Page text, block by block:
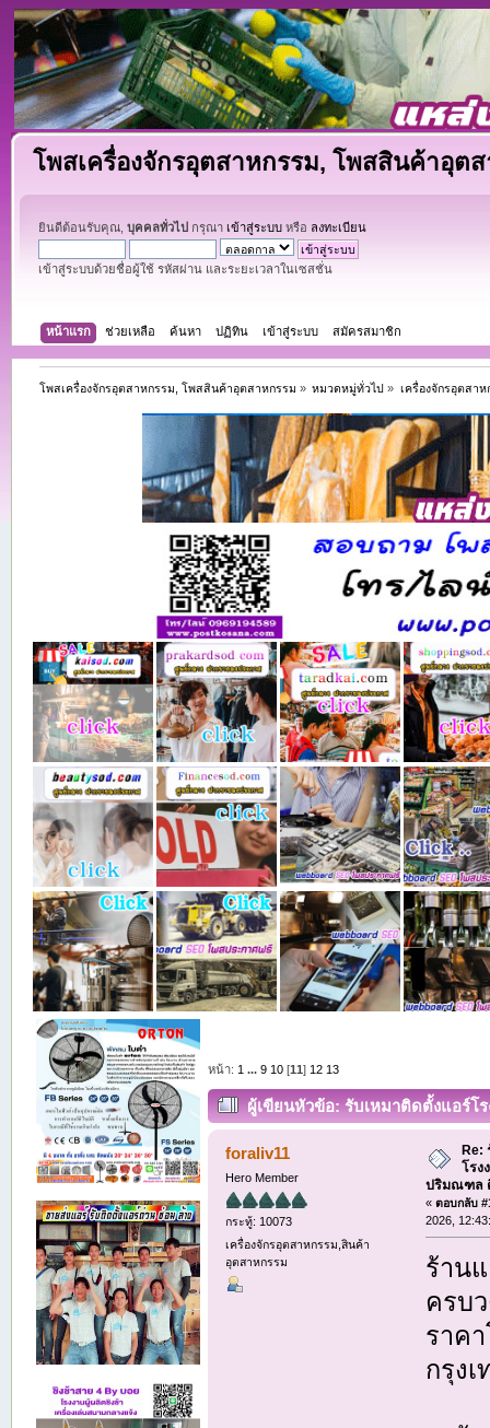
โพสเครื่องจักรอุตสาหกรรม, โพสสินค้าอุต
ยินดีต้อนรับคุณ, บุคคลทั่วไป กรุณา เข้าสู่ระบบหรือ ลงทะเบียน
เข้าสู่ระบบด้วยชื่อผู้ใช้ รหัสผ่าน และระยะเวลาในเซสชั่น
หน้าแรก ช่วยเหลือ ค้นหา ปฏิทิน เข้าสู่ระบบ สมัครสมาชิก
โพสเครื่องจักรอุตสาหกรรม, โพสสินค้าอุตสาหกรรม » หมวดหมู่ทั่วไป » เครื่องจักรอุตสา
หน้า: 1 ... 9 10[11 ] 12 13
ผู้เขียนหัวข้อ: รับเหมาติดตั้งแอร์โ
foraliv11
Hero Member
กระทู้: 10073
เครื่องจักรอุตสาหกรรม,สินค้า
อุตสาหกรรม
Re:
โรง
ปริมณฑล
«ตอบกลับ
2026,
ร้าน
ครบ
ราค
กรุง